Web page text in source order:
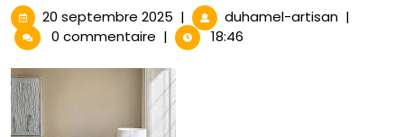
20 septembre 2025 20
septembre
2025
| duhamel-artisan |
0 commentaire | 18:46